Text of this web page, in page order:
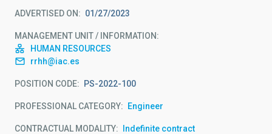
ADVERTISED ON 01/27/2023
MANAGEMENT UNIT / INFORMATION
HUMAN RESOURCES
rrhh@iac.es
POSITION CODE PS-2022-100
PROFESSIONAL CATEGORY Engineer
CONTRACTUAL MODALITY Indefinite contract